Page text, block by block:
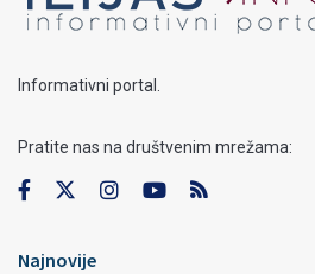
Informativni portal.
Pratite nas na društvenim mrežama:
Najnovije